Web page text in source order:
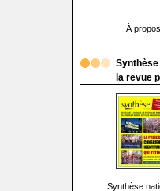
À propos
la revue
Synthèse